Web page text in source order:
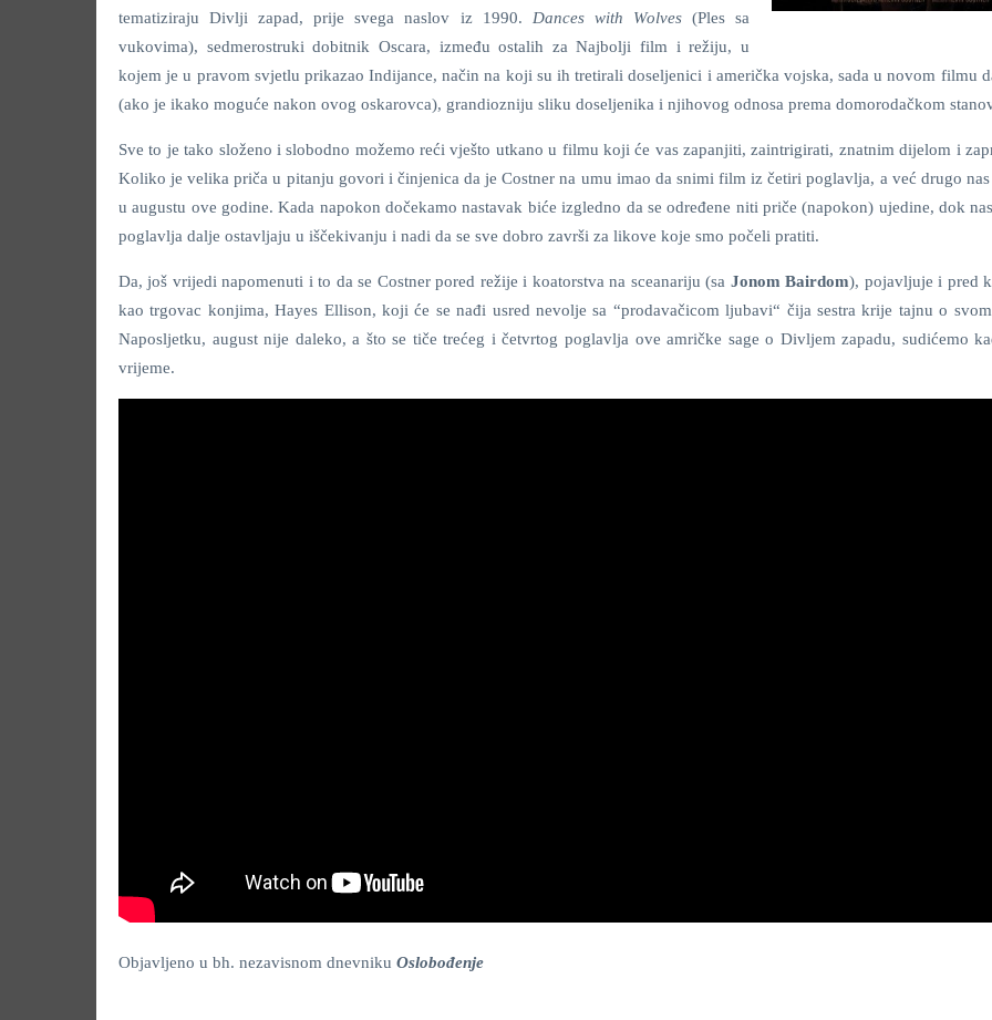
tematiziraju Divlji zapad, prije svega naslov iz 1990. Dances with Wolves (Ples sa
vukovima), sedmerostruki dobitnik Oscara, između ostalih za Najbolji film i režiju, u
kojem je u pravom svjetlu prikazao Indijance, način na koji su ih tretirali doseljenici i američka vojska, sada u novom filmu
(ako je ikako moguće nakon ovog oskarovca), grandiozniju sliku doseljenika i njihovog odnosa prema domorodačkom
Sve to je tako složeno i slobodno možemo reći vješto utkano u filmu koji će vas zapanjiti, zaintrigirati, znatnim dijelom i
Koliko je velika priča u pitanju govori i činjenica da je Costner na umu imao da snimi film iz četiri poglavlja, a već drugo nas
u augustu ove godine. Kada napokon dočekamo nastavak biće izgledno da se određene niti priče (napokon) ujedine, dok
poglavlja dalje ostavljaju u iščekivanju i nadi da se sve dobro završi za likove koje smo počeli pratiti.
Da, još vrijedi napomenuti i to da se Costner pored režije i koatorstva na sceanariju (sa Jonom Bairdom), pojavljuje i pred
kao trgovac konjima, Hayes Ellison, koji će se nađi usred nevolje sa “prodavačicom ljubavi“ čija sestra krije tajnu o
Naposljetku, august nije daleko, a što se tiče trećeg i četvrtog poglavlja ove amričke sage o Divljem zapadu, sudićemo
vrijeme.
Objavljeno u bh. nezavisnom dnevniku Oslobođenje